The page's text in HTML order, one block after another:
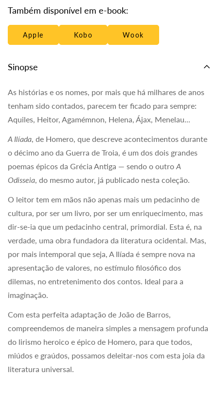
Também disponível em e-book:
Apple Kobo Wook
Sinopse
As histórias e os nomes, por mais que há milhares de anos
tenham sido contados, parecem ter ficado para sempre:
Aquiles, Heitor, Agamémnon, Helena, Ájax, Menelau...
A Ilíada , de Homero, que descreve acontecimentos durante
o décimo ano da Guerra de Troia, é um dos dois grandes
poemas épicos da Grécia Antiga — sendo o outro A
Odisseia , do mesmo autor, já publicado nesta coleção.
O leitor tem em mãos não apenas mais um pedacinho de
cultura, por ser um livro, por ser um enriquecimento, mas
dir-se-ia que um pedacinho central, primordial. Esta é, na
verdade, uma obra fundadora da literatura ocidental. Mas,
por mais intemporal que seja, A Ilíada é sempre nova na
apresentação de valores, no estímulo filosófico dos
dilemas, no entretenimento dos contos. Ideal para a
imaginação.
Com esta perfeita adaptação de João de Barros,
compreendemos de maneira simples a mensagem profunda
do lirismo heroico e épico de Homero, para que todos,
miúdos e graúdos, possamos deleitar-nos com esta joia da
literatura universal.